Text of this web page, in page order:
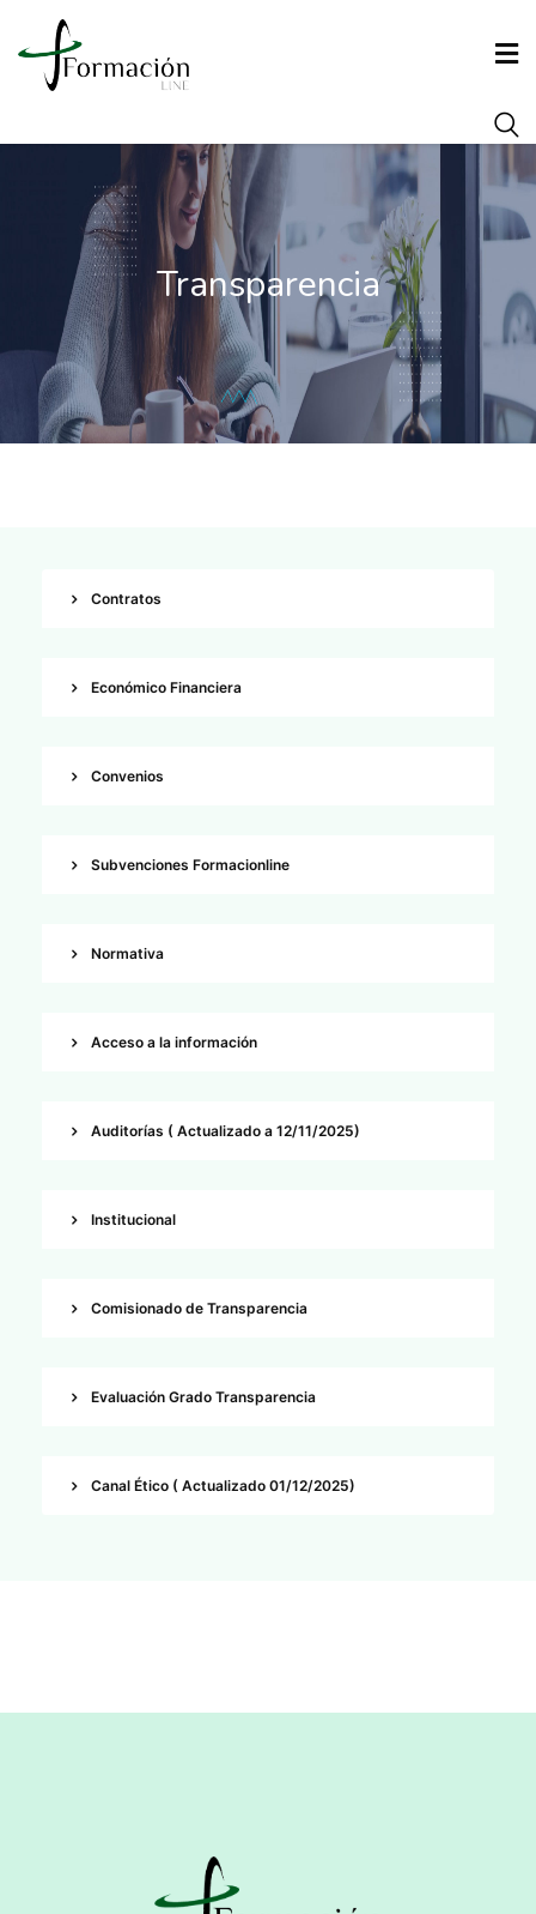
INICIO
CONÓCENOS
FORMACIÓN
AGENCIA DE COLOCACIÓN
Transparencia
Contratos
Económico Financiera
Convenios
Subvenciones Formacionline
Normativa
Acceso a la información
Auditorías ( Actualizado a 12/11/2025)
Institucional
Comisionado de Transparencia
Evaluación Grado Transparencia
Canal Ético ( Actualizado 01/12/2025)